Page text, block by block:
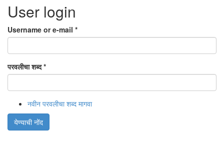
User login
Username or e-mail *
परवलीचा शब्द*
नवीन परवलीचा शब्द मागवा
येण्याची नोंद